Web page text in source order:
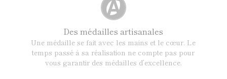
Des médailles artisanales
Une médaille se fait avec les mains et le cœur. Le
temps passé à sa réalisation ne compte pas pour
vous garantir des médailles d’excellence.